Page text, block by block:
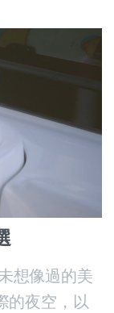
想像過的美
的夜空，以